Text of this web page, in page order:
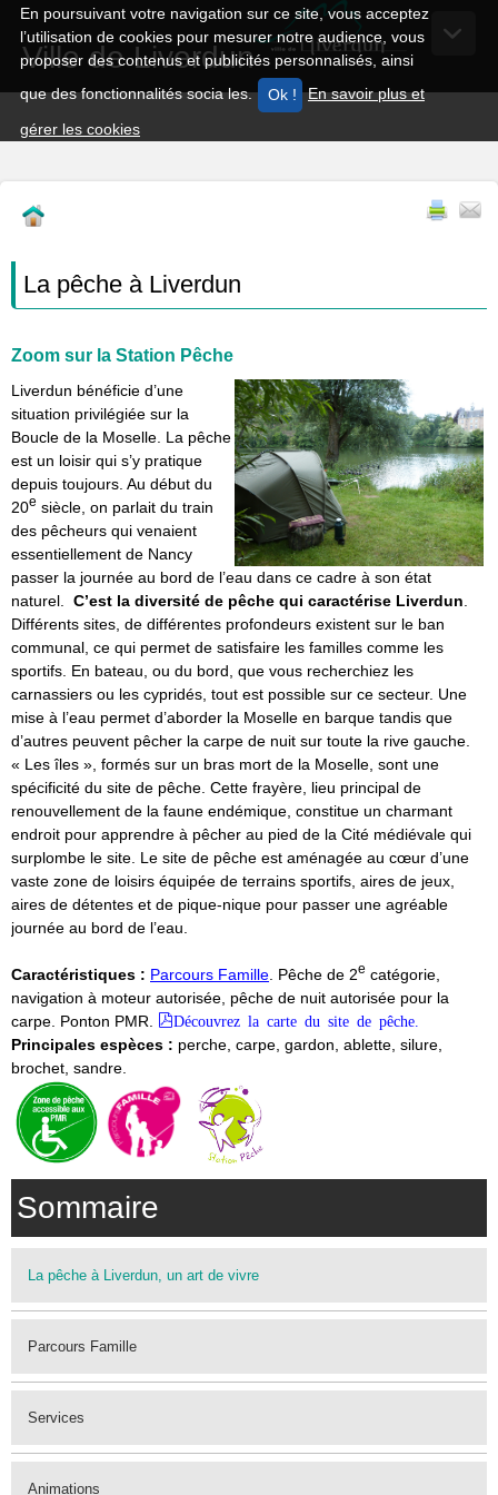
En poursuivant votre navigation sur ce site, vous acceptez
l’utilisation de cookies pour mesurer notre audience, vous
proposer des contenus et publicités personnalisés, ainsi
que des fonctionnalités socia les.
En savoir plus et
gérer les cookies
Ville de Liverdun
La pêche à Liverdun
Zoom sur la Station Pêche
Liverdun bénéficie d’une
situation privilégiée sur la
Boucle de la Moselle. La pêche
est un loisir qui s’y pratique
depuis toujours. Au début du
20e siècle, on parlait du train
des pêcheurs qui venaient
essentiellement de Nancy
passer la journée au bord de l’eau dans ce cadre à son état
naturel. C’est la diversité de pêche qui caractérise Liverdun.
Différents sites, de différentes profondeurs existent sur le ban
communal, ce qui permet de satisfaire les familles comme les
sportifs. En bateau, ou du bord, que vous recherchiez les
carnassiers ou les cypridés, tout est possible sur ce secteur. Une
mise à l’eau permet d’aborder la Moselle en barque tandis que
d’autres peuvent pêcher la carpe de nuit sur toute la rive gauche.
« Les îles », formés sur un bras mort de la Moselle, sont une
spécificité du site de pêche. Cette frayère, lieu principal de
renouvellement de la faune endémique, constitue un charmant
endroit pour apprendre à pêcher au pied de la Cité médiévale qui
surplombe le site. Le site de pêche est aménagée au cœur d’une
vaste zone de loisirs équipée de terrains sportifs, aires de jeux,
aires de détentes et de pique-nique pour passer une agréable
journée au bord de l’eau.
Caractéristiques : Parcours Famille. Pêche de 2e catégorie,
navigation à moteur autorisée, pêche de nuit autorisée pour la
carpe. Ponton PMR.
Découvrez la carte du site de pêche.
Principales espèces : perche, carpe, gardon, ablette, silure,
brochet, sandre.
Sommaire
La pêche à Liverdun, un art de vivre
Parcours Famille
Services
Animations